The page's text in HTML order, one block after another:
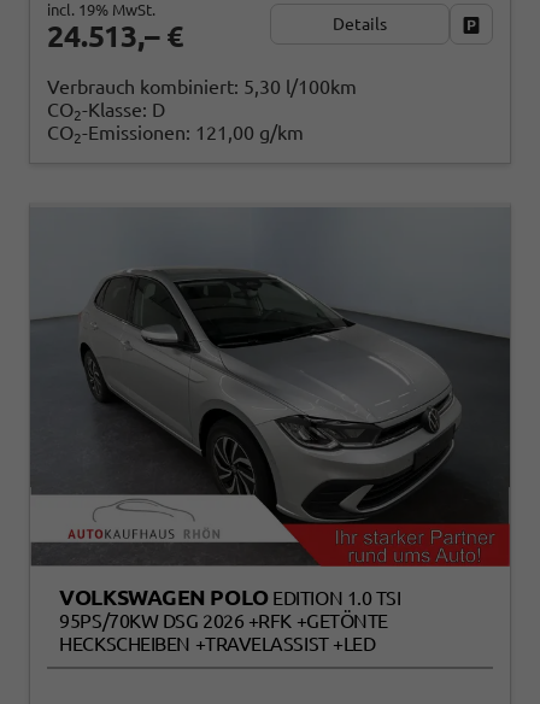
24.513,– €
incl. 19% MwSt.
Details
Verbrauch kombiniert: 5,30 l/100km
CO2-Klasse: D
CO2-Emissionen: 121,00 g/km
VOLKSWAGEN POLO EDITION 1.0 TSI
95PS/70KW DSG 2026 +RFK +GETÖNTE
HECKSCHEIBEN +TRAVELASSIST +LED